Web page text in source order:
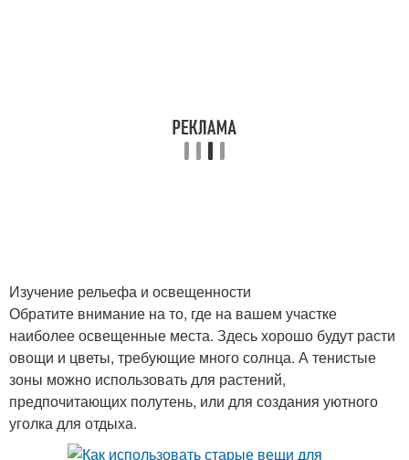
Изучение рельефа и освещенности
Обратите внимание на то, где на вашем участке
наиболее освещенные места. Здесь хорошо будут расти
овощи и цветы, требующие много солнца. А тенистые
зоны можно использовать для растений,
предпочитающих полутень, или для создания уютного
уголка для отдыха.